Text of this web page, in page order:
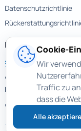
Datenschutzrichtlinie
Kontakte
Velyka Vasylkivska
Kyiv, Ukraine
Weitere Kontakte >
Cookie-
Wir
Traffic zu
dass die
Alle